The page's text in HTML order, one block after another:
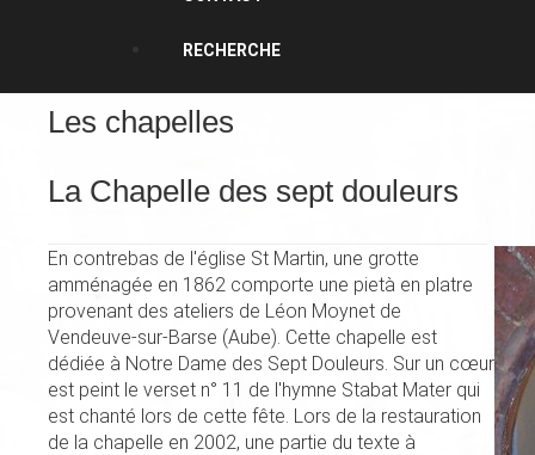
RECHERCHE
Les chapelles
La Chapelle des sept douleurs
En contrebas de l'église St Martin, une grotte
amménagée en 1862 comporte une pietà en platre
provenant des ateliers de Léon Moynet de
Vendeuve-sur-Barse (Aube). Cette chapelle est
dédiée à Notre Dame des Sept Douleurs. Sur un cœur
est peint le verset n° 11 de l'hymne Stabat Mater qui
est chanté lors de cette fête. Lors de la restauration
de la chapelle en 2002, une partie du texte à